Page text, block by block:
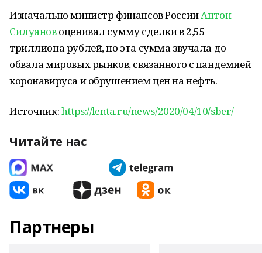
Изначально министр финансов РоссииАнтон
Силуановоценивал сумму сделки в 2,55
триллиона рублей, но эта сумма звучала до
обвала мировых рынков, связанного с пандемией
коронавируса и обрушением цен на нефть.
Источник:https://lenta.ru/news/2020/04/10/sber/
Читайте нас
Партнеры